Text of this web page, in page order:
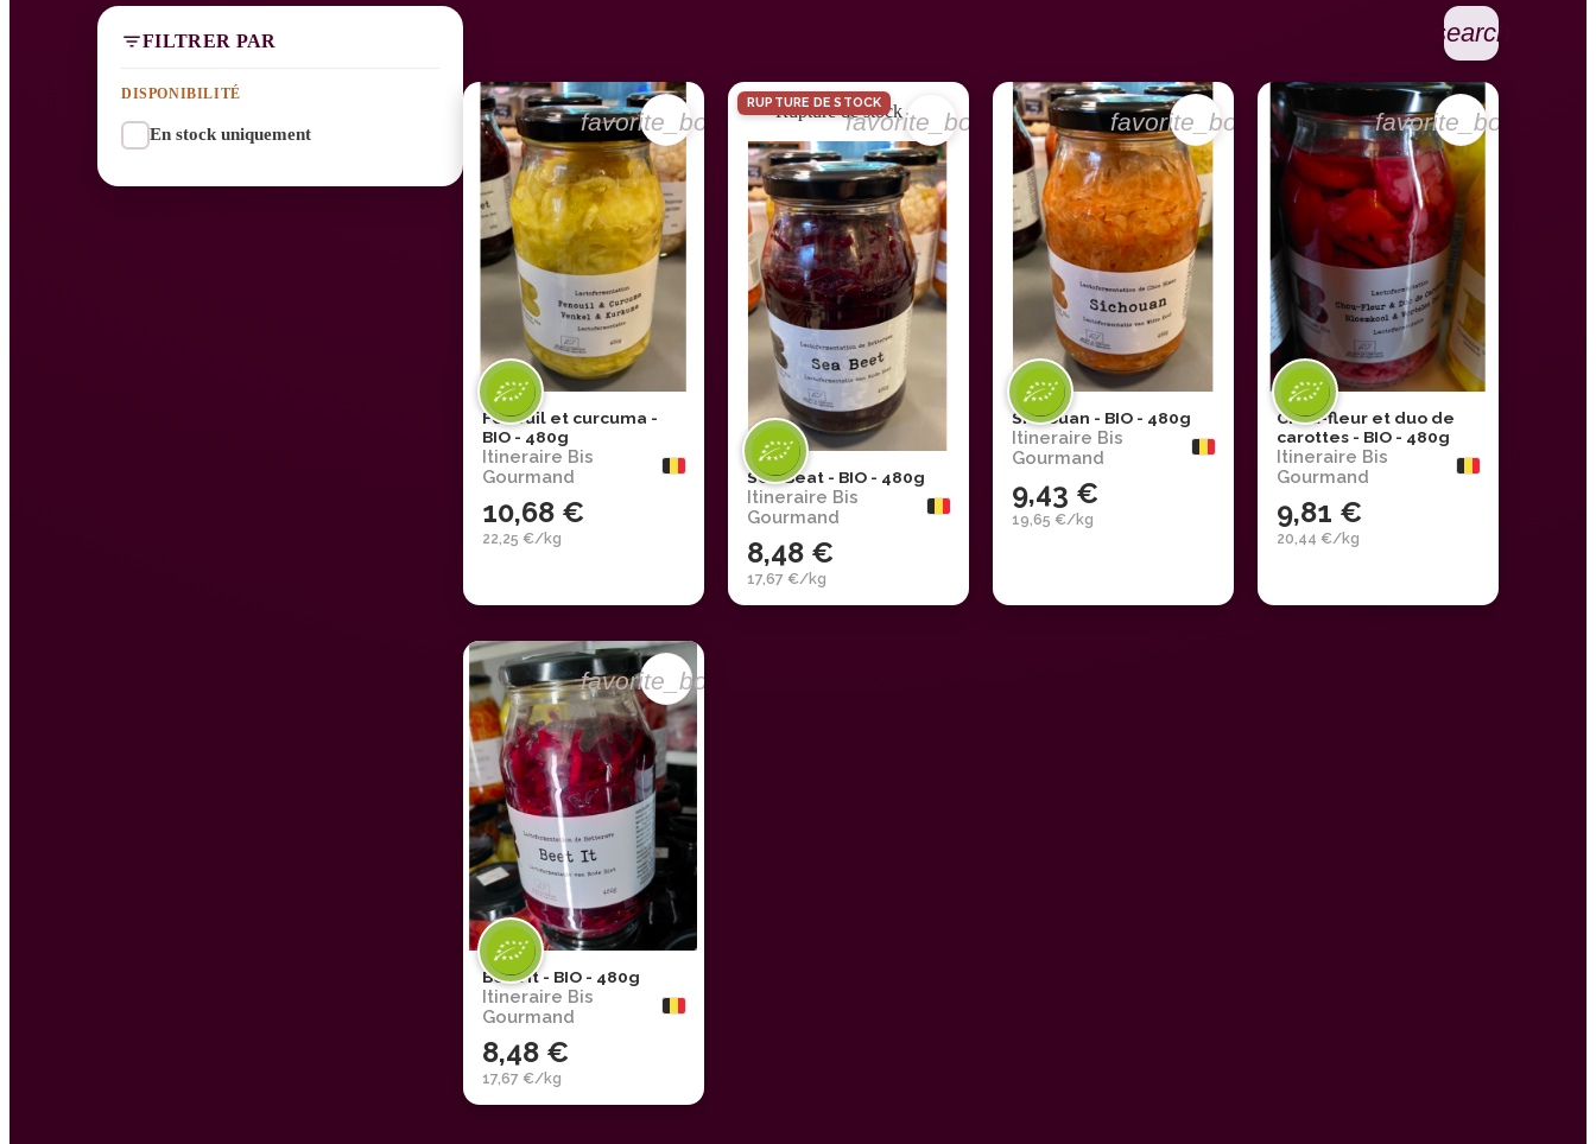
FILTRER PAR
DISPONIBILITÉ
En stock uniquement
search
favorite_border
Fenouil et curcuma -
BIO - 480g
Itineraire Bis
Gourmand
10,68 €
22,25 €/kg
favorite_border
RUPTURE DE STOCK
Rupture de stock
Sea Beat - BIO - 480g
Itineraire Bis
Gourmand
8,48 €
17,67 €/kg
favorite_border
Sichouan - BIO - 480g
Itineraire Bis
Gourmand
9,43 €
19,65 €/kg
favorite_border
Chou-fleur et duo de
carottes - BIO - 480g
Itineraire Bis
Gourmand
9,81 €
20,44 €/kg
favorite_border
Beet it - BIO - 480g
Itineraire Bis
Gourmand
8,48 €
17,67 €/kg